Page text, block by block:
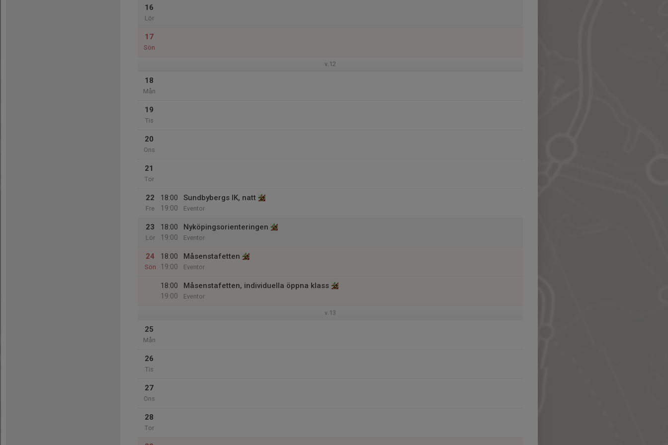
16
Lör
17
Sön
v.12
18
Mån
19
Tis
20
Ons
21
Tor
22
Fre
18:00
19:00
Sundbybergs IK, natt
Eventor
23
Lör
18:00
19:00
Nyköpingsorienteringen
Eventor
24
Sön
18:00
19:00
Måsenstafetten
Eventor
18:00
19:00
Måsenstafetten, individuella öppna klass
Eventor
v.13
25
Mån
26
Tis
27
Ons
28
Tor